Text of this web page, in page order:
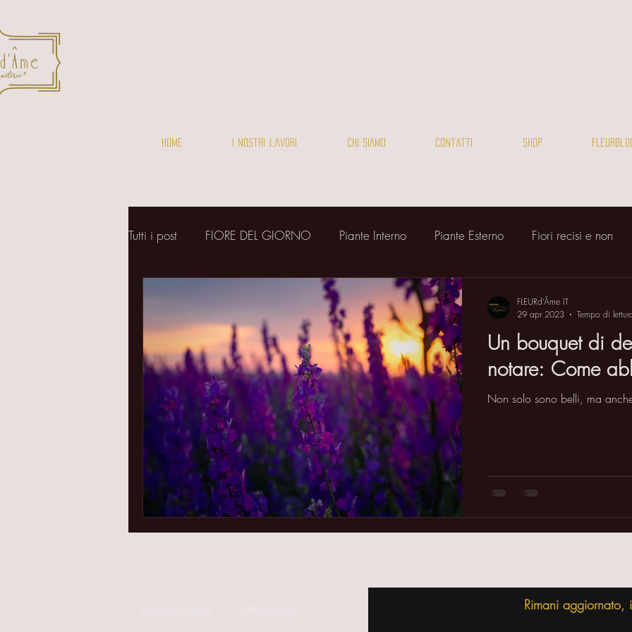
Home I nostri lavori CHI SIAMO Contatti SHOP
Tutti i post FIORE DEL GIORNO Piante Interno Piante Esterno Fiori recisi e non
Un bouquet di
notare: Come
Non solo sono belli, ma
FLEURd’Âme IT
29 apr 2023
Tempo di
Rimani aggiornato,